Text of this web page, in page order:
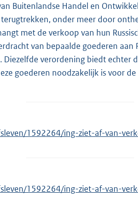
Buitenlandse Handel en
onder meer door
met de verkoop van hun
van bepaalde goederen aan
Diezelfde verordening biedt
goederen noodzakelijk is voor
1592264/ing-ziet-af-van-
1592264/ing-ziet-af-van-